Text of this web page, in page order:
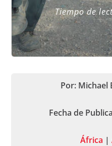
Tiempo de
Por: Michael
Fecha de
África |